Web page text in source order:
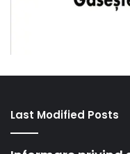
Last Modified Posts